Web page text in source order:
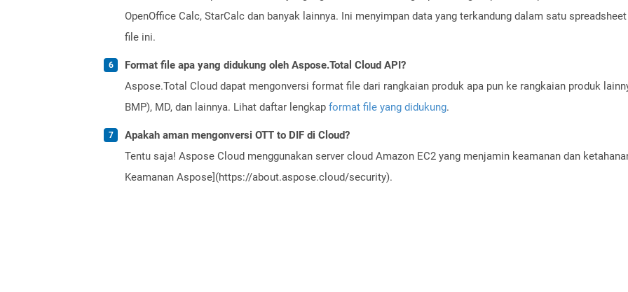
OpenOffice Calc, StarCalc dan banyak lainnya. Ini menyimpan data yang terkandung dalam satu
file ini.
Format file apa yang didukung oleh Aspose.Total Cloud API?
Aspose.Total Cloud dapat mengonversi format file dari rangkaian produk apa pun ke rangkaian produk
BMP), MD, dan lainnya. Lihat daftar lengkap format file yang didukung.
Apakah aman mengonversi OTT to DIF di Cloud?
Tentu saja! Aspose Cloud menggunakan server cloud Amazon EC2 yang menjamin keamanan dan
Keamanan Aspose](https://about.aspose.cloud/security).